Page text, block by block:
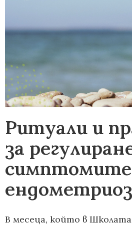
Ритуали и
за
В месеца, който в